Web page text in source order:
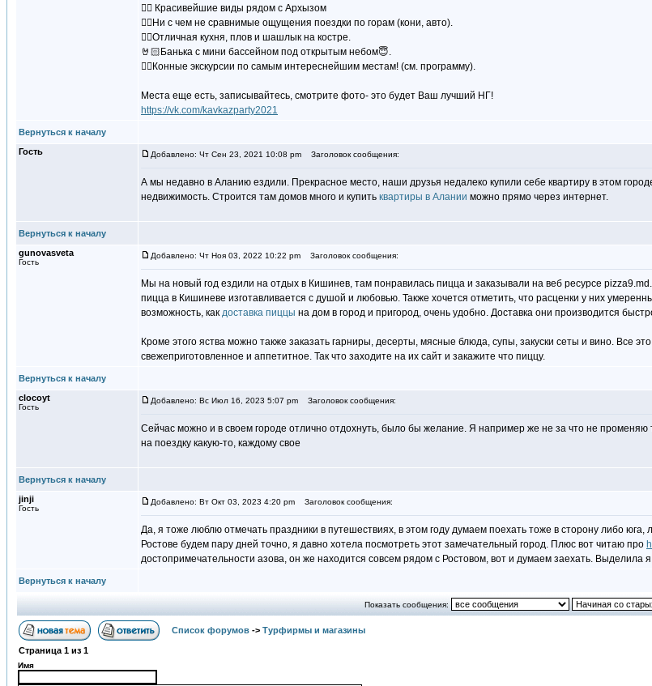
👆🏻 Красивейшие виды рядом с Архызом
👍🏻Ни с чем не сравнимые ощущения поездки по горам (кони, авто).
👌🏻Отличная кухня, плов и шашлык на костре.
🤘🏻Банька с мини бассейном под открытым небом😇.
👉🏻Конные экскурсии по самым интереснейшим местам! (см. программу).
Места еще есть, записывайтесь, смотрите фото- это будет Ваш лучший НГ!
https://vk.com/kavkazparty2021
Вернуться к началу
Гость
Добавлено: Чт Сен 23, 2021 10:08 pm Заголовок сообщения:
А мы недавно в Аланию ездили. Прекрасное место, наши друзья недалеко купили себе квартиру в этом
недвижимость. Строится там домов много и купить квартиры в Алании можно прямо через интернет.
Вернуться к началу
gunovasveta
Гость
Добавлено: Чт Ноя 03, 2022 10:22 pm Заголовок сообщения:
Мы на новый год ездили на отдых в Кишинев, там понравилась пицца и заказывали на веб ресурсе
пицца в Кишиневе изготавливается с душой и любовью. Также хочется отметить, что расценки у них
возможность, как доставка пиццы на дом в город и пригород, очень удобно. Доставка они производится
Кроме этого яства можно также заказать гарниры, десерты, мясные блюда, супы, закуски сеты и вино. Все
свежеприготовленное и аппетитное. Так что заходите на их сайт и закажите что пиццу.
Вернуться к началу
clocoyt
Гость
Добавлено: Вс Июл 16, 2023 5:07 pm Заголовок сообщения:
Сейчас можно и в своем городе отлично отдохнуть, было бы желание. Я например же не за что не променяю
на поездку какую-то, каждому свое
Вернуться к началу
jinji
Гость
Добавлено: Вт Окт 03, 2023 4:20 pm Заголовок сообщения:
Да, я тоже люблю отмечать праздники в путешествиях, в этом году думаем поехать тоже в сторону либо
Ростове будем пару дней точно, я давно хотела посмотреть этот замечательный город. Плюс вот читаю про
достопримечательности азова, он же находится совсем рядом с Ростовом, вот и думаем заехать.
Вернуться к началу
Показать сообщения:
Список форумов -> Турфирмы и магазины
Страница 1 из 1
Имя